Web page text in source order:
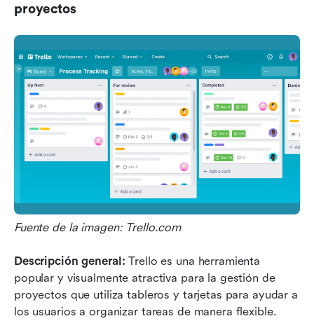
proyectos
Fuente de la imagen: Trello.com
Descripción general: Trello es una herramienta
popular y visualmente atractiva para la gestión de
proyectos que utiliza tableros y tarjetas para ayudar a
los usuarios a organizar tareas de manera flexible.